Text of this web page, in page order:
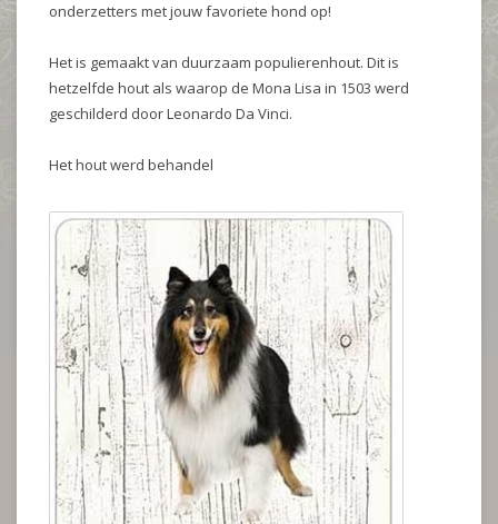
onderzetters met jouw favoriete hond op!
Het is gemaakt van duurzaam populierenhout. Dit is
hetzelfde hout als waarop de Mona Lisa in 1503 werd
geschilderd door Leonardo Da Vinci.
Het hout werd behandel